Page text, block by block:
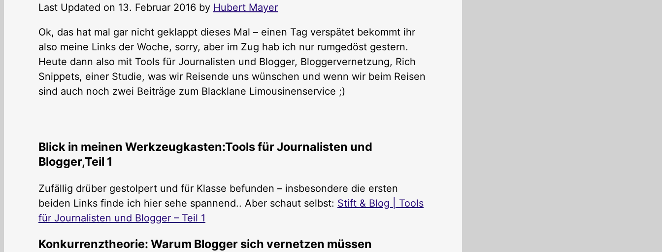
Last Updated on 13. Februar 2016 by Hubert Mayer
Ok, das hat mal gar nicht geklappt dieses Mal – einen Tag verspätet bekommt ihr
also meine Links der Woche, sorry, aber im Zug hab ich nur rumgedöst gestern.
Heute dann also mit Tools für Journalisten und Blogger, Bloggervernetzung, Rich
Snippets, einer Studie, was wir Reisende uns wünschen und wenn wir beim Reisen
sind auch noch zwei Beiträge zum Blacklane Limousinenservice ;)
Blick in meinen Werkzeugkasten:Tools für Journalisten und
Blogger,Teil 1
Zufällig drüber gestolpert und für Klasse befunden – insbesondere die ersten
beiden Links finde ich hier sehe spannend.. Aber schaut selbst: Stift & Blog | Tools
für Journalisten und Blogger – Teil 1
Konkurrenztheorie: Warum Blogger sich vernetzen müssen